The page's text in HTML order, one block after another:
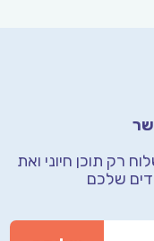
רק תוכן חיוני ואת
שלכם